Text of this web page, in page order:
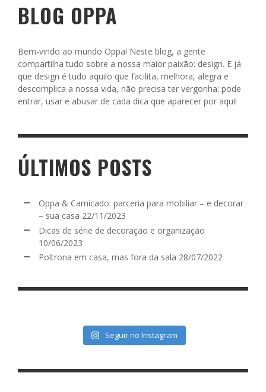
BLOG OPPA
Bem-vindo ao mundo Oppa! Neste blog, a gente
compartilha tudo sobre a nossa maior paixão: design. E já
que design é tudo aquilo que facilita, melhora, alegra e
descomplica a nossa vida, não precisa ter vergonha: pode
entrar, usar e abusar de cada dica que aparecer por aqui!
ÚLTIMOS POSTS
Oppa & Camicado: parceria para mobiliar – e decorar
– sua casa 22/11/2023
Dicas de série de decoração e organização
10/06/2023
Poltrona em casa, mas fora da sala 28/07/2022
Seguir no Instagram